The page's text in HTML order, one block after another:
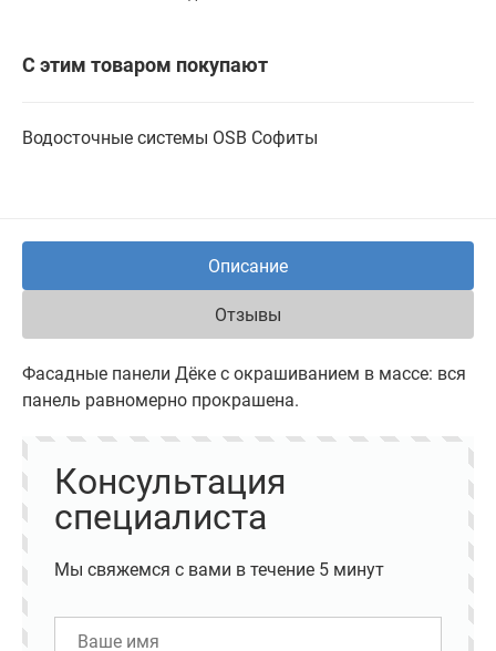
С этим товаром покупают
Водосточные системы OSB Софиты
Описание
Отзывы
Фасадные панели Дёке с окрашиванием в массе: вся
панель равномерно прокрашена.
Консультация
специалиста
Мы свяжемся с вами в течение 5 минут